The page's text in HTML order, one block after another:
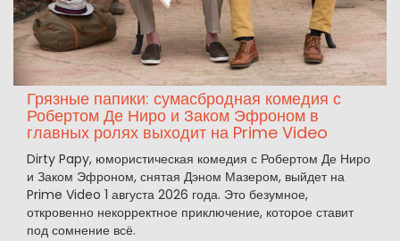
Грязные папики: сумасбродная комедия с
Робертом Де Ниро и Заком Эфроном в
главных ролях выходит на Prime Video
Dirty Papy, юмористическая комедия с Робертом Де Ниро
и Заком Эфроном, снятая Дэном Мазером, выйдет на
Prime Video 1 августа 2026 года. Это безумное,
откровенно некорректное приключение, которое ставит
под сомнение всё.